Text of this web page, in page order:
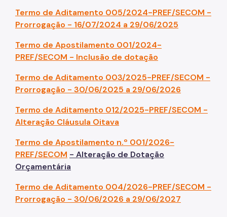
Termo de Aditamento 005/2024-PREF/SECOM -
Prorrogação - 16/07/2024 a 29/06/2025
Termo de Apostilamento 001/2024-
PREF/SECOM - Inclusão de dotação
Termo de Aditamento 003/2025-PREF/SECOM -
Prorrogação - 30/06/2025 a 29/06/2026
Termo de Aditamento 012/2025-PREF/SECOM -
Alteração Cláusula Oitava
Termo de Apostilamento n.º 001/2026-
PREF/SECOM - Alteração de Dotação
Orçamentária
Termo de Aditamento 004/2026-PREF/SECOM -
Prorrogação - 30/06/2026 a 29/06/2027